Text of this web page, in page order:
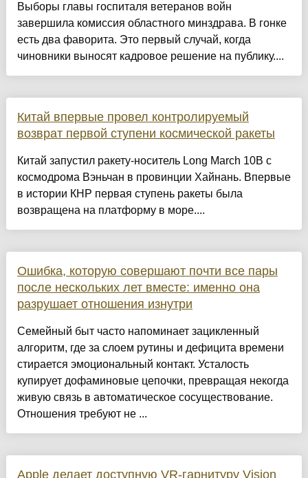
Выборы главы госпиталя ветеранов войн
завершила комиссия областного минздрава. В гонке
есть два фаворита. Это первый случай, когда
чиновники выносят кадровое решение на публику....
Китай впервые провел контролируемый
возврат первой ступени космической ракеты
Китай запустил ракету-носитель Long March 10B с
космодрома Вэньчан в провинции Хайнань. Впервые
в истории КНР первая ступень ракеты была
возвращена на платформу в море....
Ошибка, которую совершают почти все пары
после нескольких лет вместе: именно она
разрушает отношения изнутри
Семейный быт часто напоминает зацикленный
алгоритм, где за слоем рутины и дефицита времени
стирается эмоциональный контакт. Усталость
купирует дофаминовые цепочки, превращая некогда
живую связь в автоматическое сосуществование.
Отношения требуют не ...
Apple делает доступную VR-гарнитуру Vision